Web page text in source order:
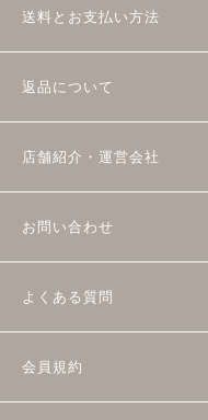
送料とお支払い方法
返品について
店舗紹介・運営会社
お問い合わせ
よくある質問
会員規約